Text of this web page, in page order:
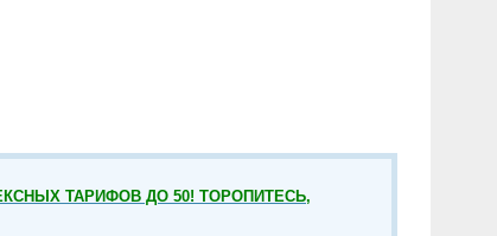
ТАРИФОВ ДО 50! ТОРОПИТЕСЬ,